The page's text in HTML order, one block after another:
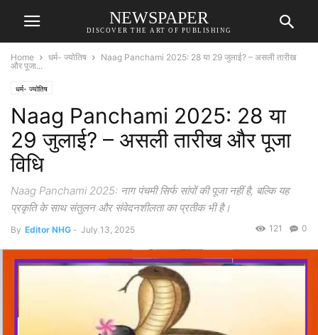
NEWSPAPER
DISCOVER THE ART OF PUBLISHING
Home धर्म- ज्योतिष
Naag Panchami 2025: 28 या 29 जुलाई? – असली तारीख
और पूजा...
धर्म- ज्योतिष
Naag Panchami 2025: 28 या
29 जुलाई? – असली तारीख और पूजा
विधि
Naag Panchami 2025: नाग पंचमी सिर्फ सांपों की पूजा नहीं है, बल्कि यह
प्रकृति के साथ संतुलन और संवेदनशीलता का प्रतीक भी है।
By Editor NHG - July 13, 2025 0
121